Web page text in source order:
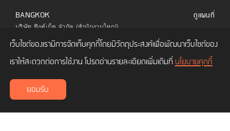
BANGKOK
บริษัท ทิงค์เน็ต จำกัด (สำนักงานใหญ่)
323 อาคารยูไนเต็ดเซ็นเตอร์ ชั้น 6 ห้อง 601 ถนน
สีลม แขวงสีลม เขตบางรัก กทม. 10500
โทร. 02 480 9990
ดูแผนที่
CHIANG MAI
บริษัท ทิงค์เน็ต จำกัด (สาขาเชียงใหม่)
เว็บไซต์ของเรามีการจัดเก็บคุกกี้โดยมีวัตถุประสงค์เพื่อพัฒนาเว็บไซต์ของ
เราให้สะดวกต่อการใช้งาน โปรดอ่านรายละเอียดเพิ่มเติมที่ นโยบายคุกกี้
ยอมรับ